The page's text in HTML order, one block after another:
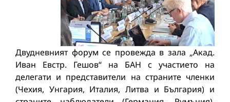
Двудневният форум се провежда в зала „Акад.
Иван Евстр. Гешов“ на БАН с участието на
делегати и представители на страните членки
(Чехия, Унгария, Италия, Литва и България) и